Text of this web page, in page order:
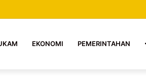
Tidak Boleh Dihentikan Apapun Dalilnya PT.
EKONOMI PEMERINTAHAN